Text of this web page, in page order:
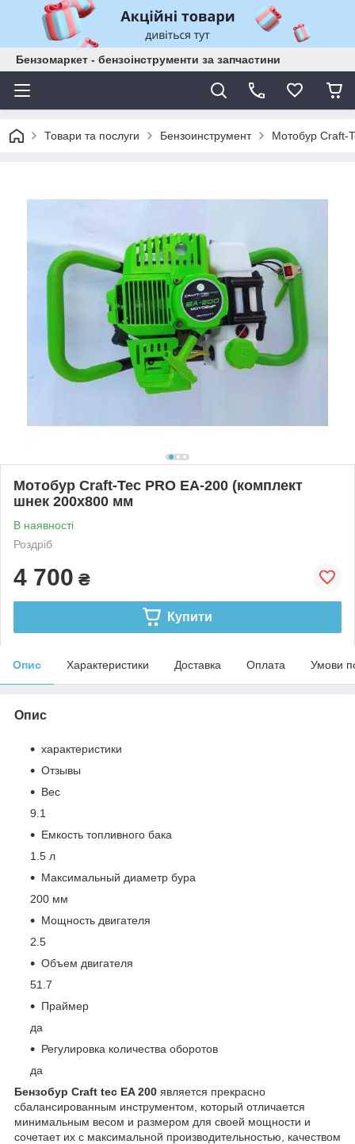
Бензомаркет - бензоінструменти за запчастини
Товари та послуги Бензоинструмент Мотобур Сraft-
Мотобур Сraft-Tec PRO ЕА-200 (комплект
шнек 200х800 мм
В наявності
Роздріб
4 700 ₴
Купити
Опис Характеристики Доставка Оплата Умови
Опис
характеристики
Отзывы
Вес
9.1
Емкость топливного бака
1.5 л
Максимальный диаметр бура
200 мм
Мощность двигателя
2.5
Объем двигателя
51.7
Праймер
да
Регулировка количества оборотов
да
Бензобур Craft tec EA 200 является прекрасно
сбалансированным инструментом, который отличается
минимальным весом и размером для своей мощности и
сочетает их с максимальной производительностью, качеством